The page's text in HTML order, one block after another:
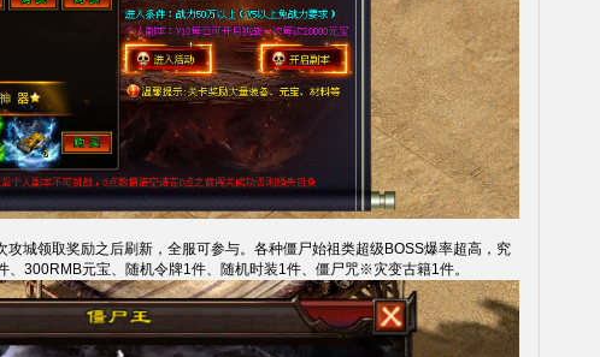
城领取奖励之后刷新，全服可参与。各种僵尸始祖类超级BOSS爆率超高，究
、300RMB元宝、随机令牌1件、随机时装1件、僵尸咒※灾变古籍1件。